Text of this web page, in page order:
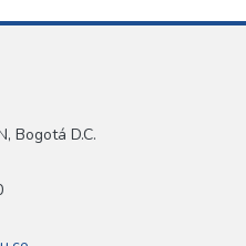
Bogotá D.C.